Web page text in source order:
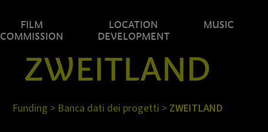
FILM
COMMISSION
LOCATION
DEVELOPMENT
MUSIC
ZWEITLAND
Funding > Banca dati dei progetti > ZWEITLAND